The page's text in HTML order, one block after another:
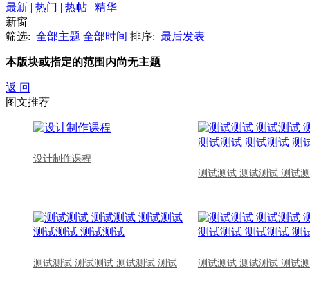
最新 | 热门 | 热帖 | 精华
新窗
筛选: 全部主题 全部时间 排序: 最后发表
本版块或指定的范围内尚无主题
返 回
图文推荐
设计制作课程
测试测试 测试测试 测试
测试测试 测试测试 测试测试 测试 测试测试 测试测试 测试